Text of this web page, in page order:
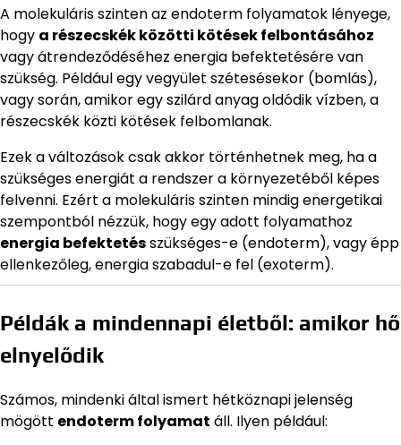
A molekuláris szinten az endoterm folyamatok lényege,
hogy a részecskék közötti kötések felbontásához
vagy átrendeződéséhez energia befektetésére van
szükség. Például egy vegyület szétesésekor (bomlás),
vagy során, amikor egy szilárd anyag oldódik vízben, a
részecskék közti kötések felbomlanak.
Ezek a változások csak akkor történhetnek meg, ha a
szükséges energiát a rendszer a környezetéből képes
felvenni. Ezért a molekuláris szinten mindig energetikai
szempontból nézzük, hogy egy adott folyamathoz
energia befektetésszükséges-e (endoterm), vagy épp
ellenkezőleg, energia szabadul-e fel (exoterm).
Példák a mindennapi életből: amikor hő
elnyelődik
Számos, mindenki által ismert hétköznapi jelenség
mögött endoterm folyamat áll. Ilyen például: